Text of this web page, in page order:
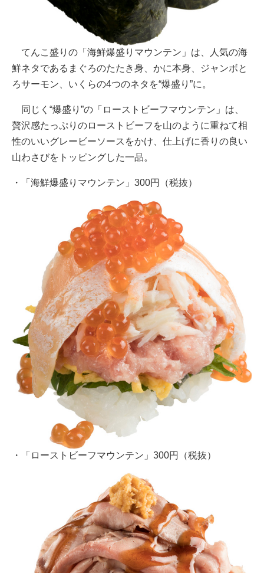
てんこ盛りの「海鮮爆盛りマウンテン」は、人気の海
鮮ネタであるまぐろのたたき身、かに本身、ジャンボと
ろサーモン、いくらの4つのネタを“爆盛り”に。
同じく“爆盛り”の「ローストビーフマウンテン」は、
贅沢感たっぷりのローストビーフを山のように重ねて相
性のいいグレービーソースをかけ、仕上げに香りの良い
山わさびをトッピングした一品。
・「海鮮爆盛りマウンテン」300円（税抜）
・「ローストビーフマウンテン」300円（税抜）